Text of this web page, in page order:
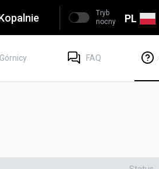
PL
Tryb
nocny
Górnicy FAQ